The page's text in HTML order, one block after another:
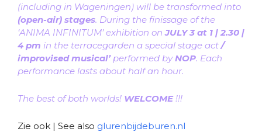
(including in Wageningen) will be transformed into
(open-air) stages. During the finissage of the
‘ANIMA INFINITUM’ exhibition onJULY 3 at 1 | 2.30 |
4 pm in the terracegarden a special stage act/
improvised musical’performed byNOP. Each
performance lasts about half an hour.
The best of both worlds! WELCOME!!!
Zie ook | See also glurenbijdeburen.nl